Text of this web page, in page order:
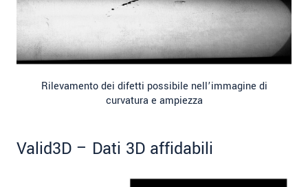
Rilevamento dei difetti possibile nell’immagine di
curvatura e ampiezza
Valid3D – Dati 3D affidabili